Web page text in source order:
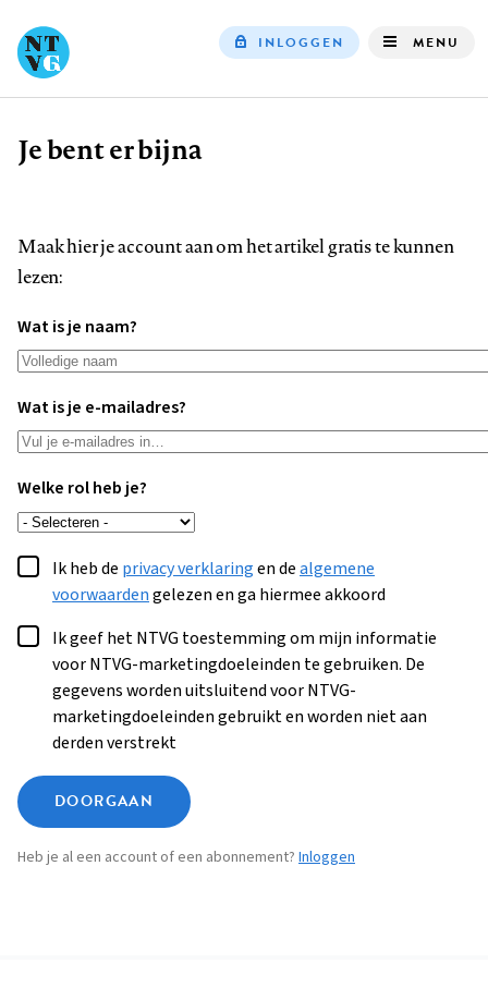
INLOGGEN MENU
Kruimelpad
Je bent er bijna
Maak hier je account aan om het artikel gratis te kunnen
lezen:
Wat is je naam?
Wat is je e-mailadres?
Welke rol heb je?
Ik heb de privacy verklaringen dealgemene
voorwaardengelezen en ga hiermee akkoord
Ik geef het NTVG toestemming om mijn informatie
voor NTVG-marketingdoeleinden te gebruiken. De
gegevens worden uitsluitend voor NTVG-
marketingdoeleinden gebruikt en worden niet aan
derden verstrekt
DOORGAAN
Heb je al een account of een abonnement? Inloggen